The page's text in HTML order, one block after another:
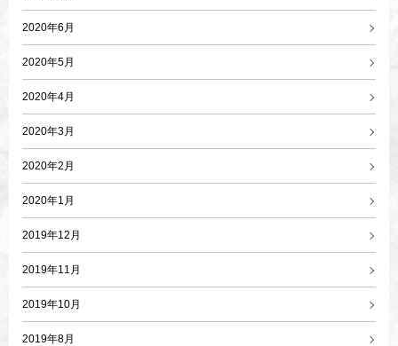
2020年6月
2020年5月
2020年4月
2020年3月
2020年2月
2020年1月
2019年12月
2019年11月
2019年10月
2019年8月